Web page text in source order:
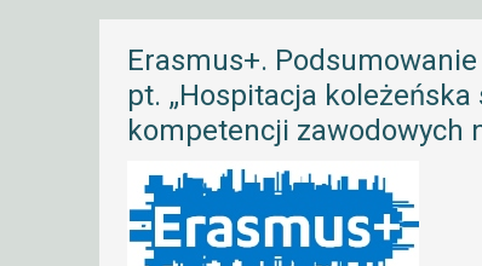
Erasmus+.
pt. „Hospitacja
kompetencji zawodowych